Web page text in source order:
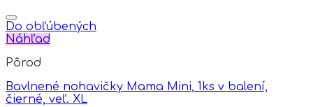
Do obľúbených
Náhľad
Pôrod
Bavlnené nohavičky Mama Mini, 1ks v balení,
čierné, veľ. XL